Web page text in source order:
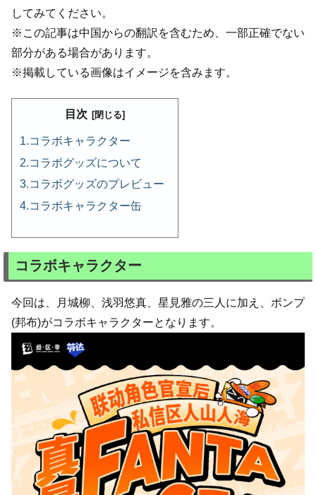
してみてください。
※この記事は中国からの翻訳を含むため、一部正確でない
部分がある場合があります。
※掲載している画像はイメージを含みます。
目次
コラボキャラクター
コラボグッズについて
コラボグッズのプレビュー
コラボキャラクター缶
コラボキャラクター
今回は、月城柳、浅羽悠真、星見雅の三人に加え、ボンプ
(邦布)がコラボキャラクターとなります。